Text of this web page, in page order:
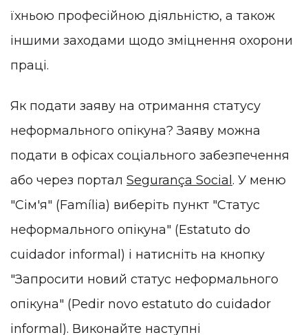
їхньою професійною діяльністю, а також
іншими заходами щодо зміцнення охорони
праці.
Як подати заяву на отримання статусу
неформального опікуна? Заяву можна
подати в офісах соціального забезпечення
або через портал Segurança Social. У меню
"Сім'я" (Família) виберіть пункт "Статус
неформального опікуна" (Estatuto do
cuidador informal) і натисніть на кнопку
"Запросити новий статус неформального
опікуна" (Pedir novo estatuto do cuidador
informal). Виконайте наступні